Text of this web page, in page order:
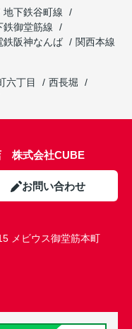
地下鉄谷町線
鉄御堂筋線
鉄阪神なんば
関西本線
六丁目
西長堀
株式会社CUBE
お問い合わせ
メビウス御堂筋本町